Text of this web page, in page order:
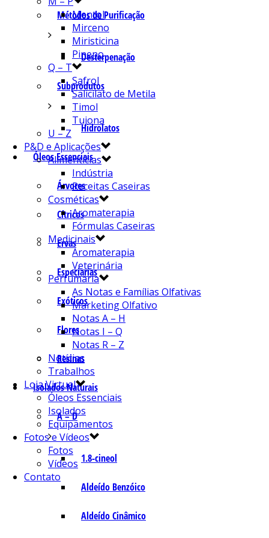
Métodos de Purificação
Desterpenação
Subprodutos
Hidrolatos
Óleos Essenciais
Árvores
Cítricos
Ervas
Especiarias
Exóticos
Flores
Resinas
Isolados Naturais
A – D
1.8-cineol
Aldeído Benzóico
Aldeído Cinâmico
Mentol
Mirceno
Miristicina
Pineno
Q – T
Safrol
Salicilato de Metila
Timol
Tujona
U – Z
P&D e Aplicações
Alimentícias
Indústria
Receitas Caseiras
Cosméticas
Aromaterapia
Fórmulas Caseiras
Medicinais
Aromaterapia
Veterinária
Perfumaria
As Notas e Famílias Olfativas
Marketing Olfativo
Notas A – H
Notas I – Q
Notas R – Z
Notícias
Trabalhos
Loja Virtual
Óleos Essenciais
Isolados
Equipamentos
Fotos e Vídeos
Fotos
Vídeos
Contato